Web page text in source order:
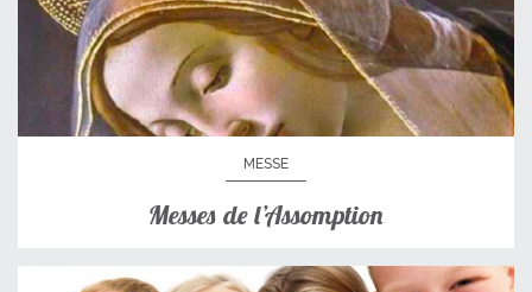
MESSE
Messes de l’Assomption